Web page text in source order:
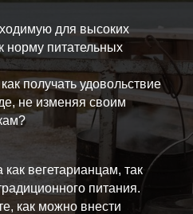
для высоких
норму питательных
получать удовольствие
не изменяя своим
вегетарианцам, так
питания.
как можно внести